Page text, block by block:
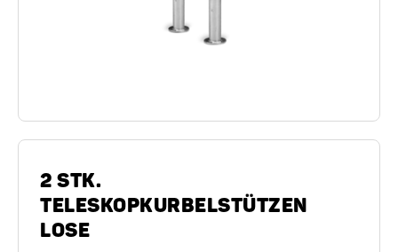
2 STK.
TELESKOPKURBELSTÜTZEN
LOSE